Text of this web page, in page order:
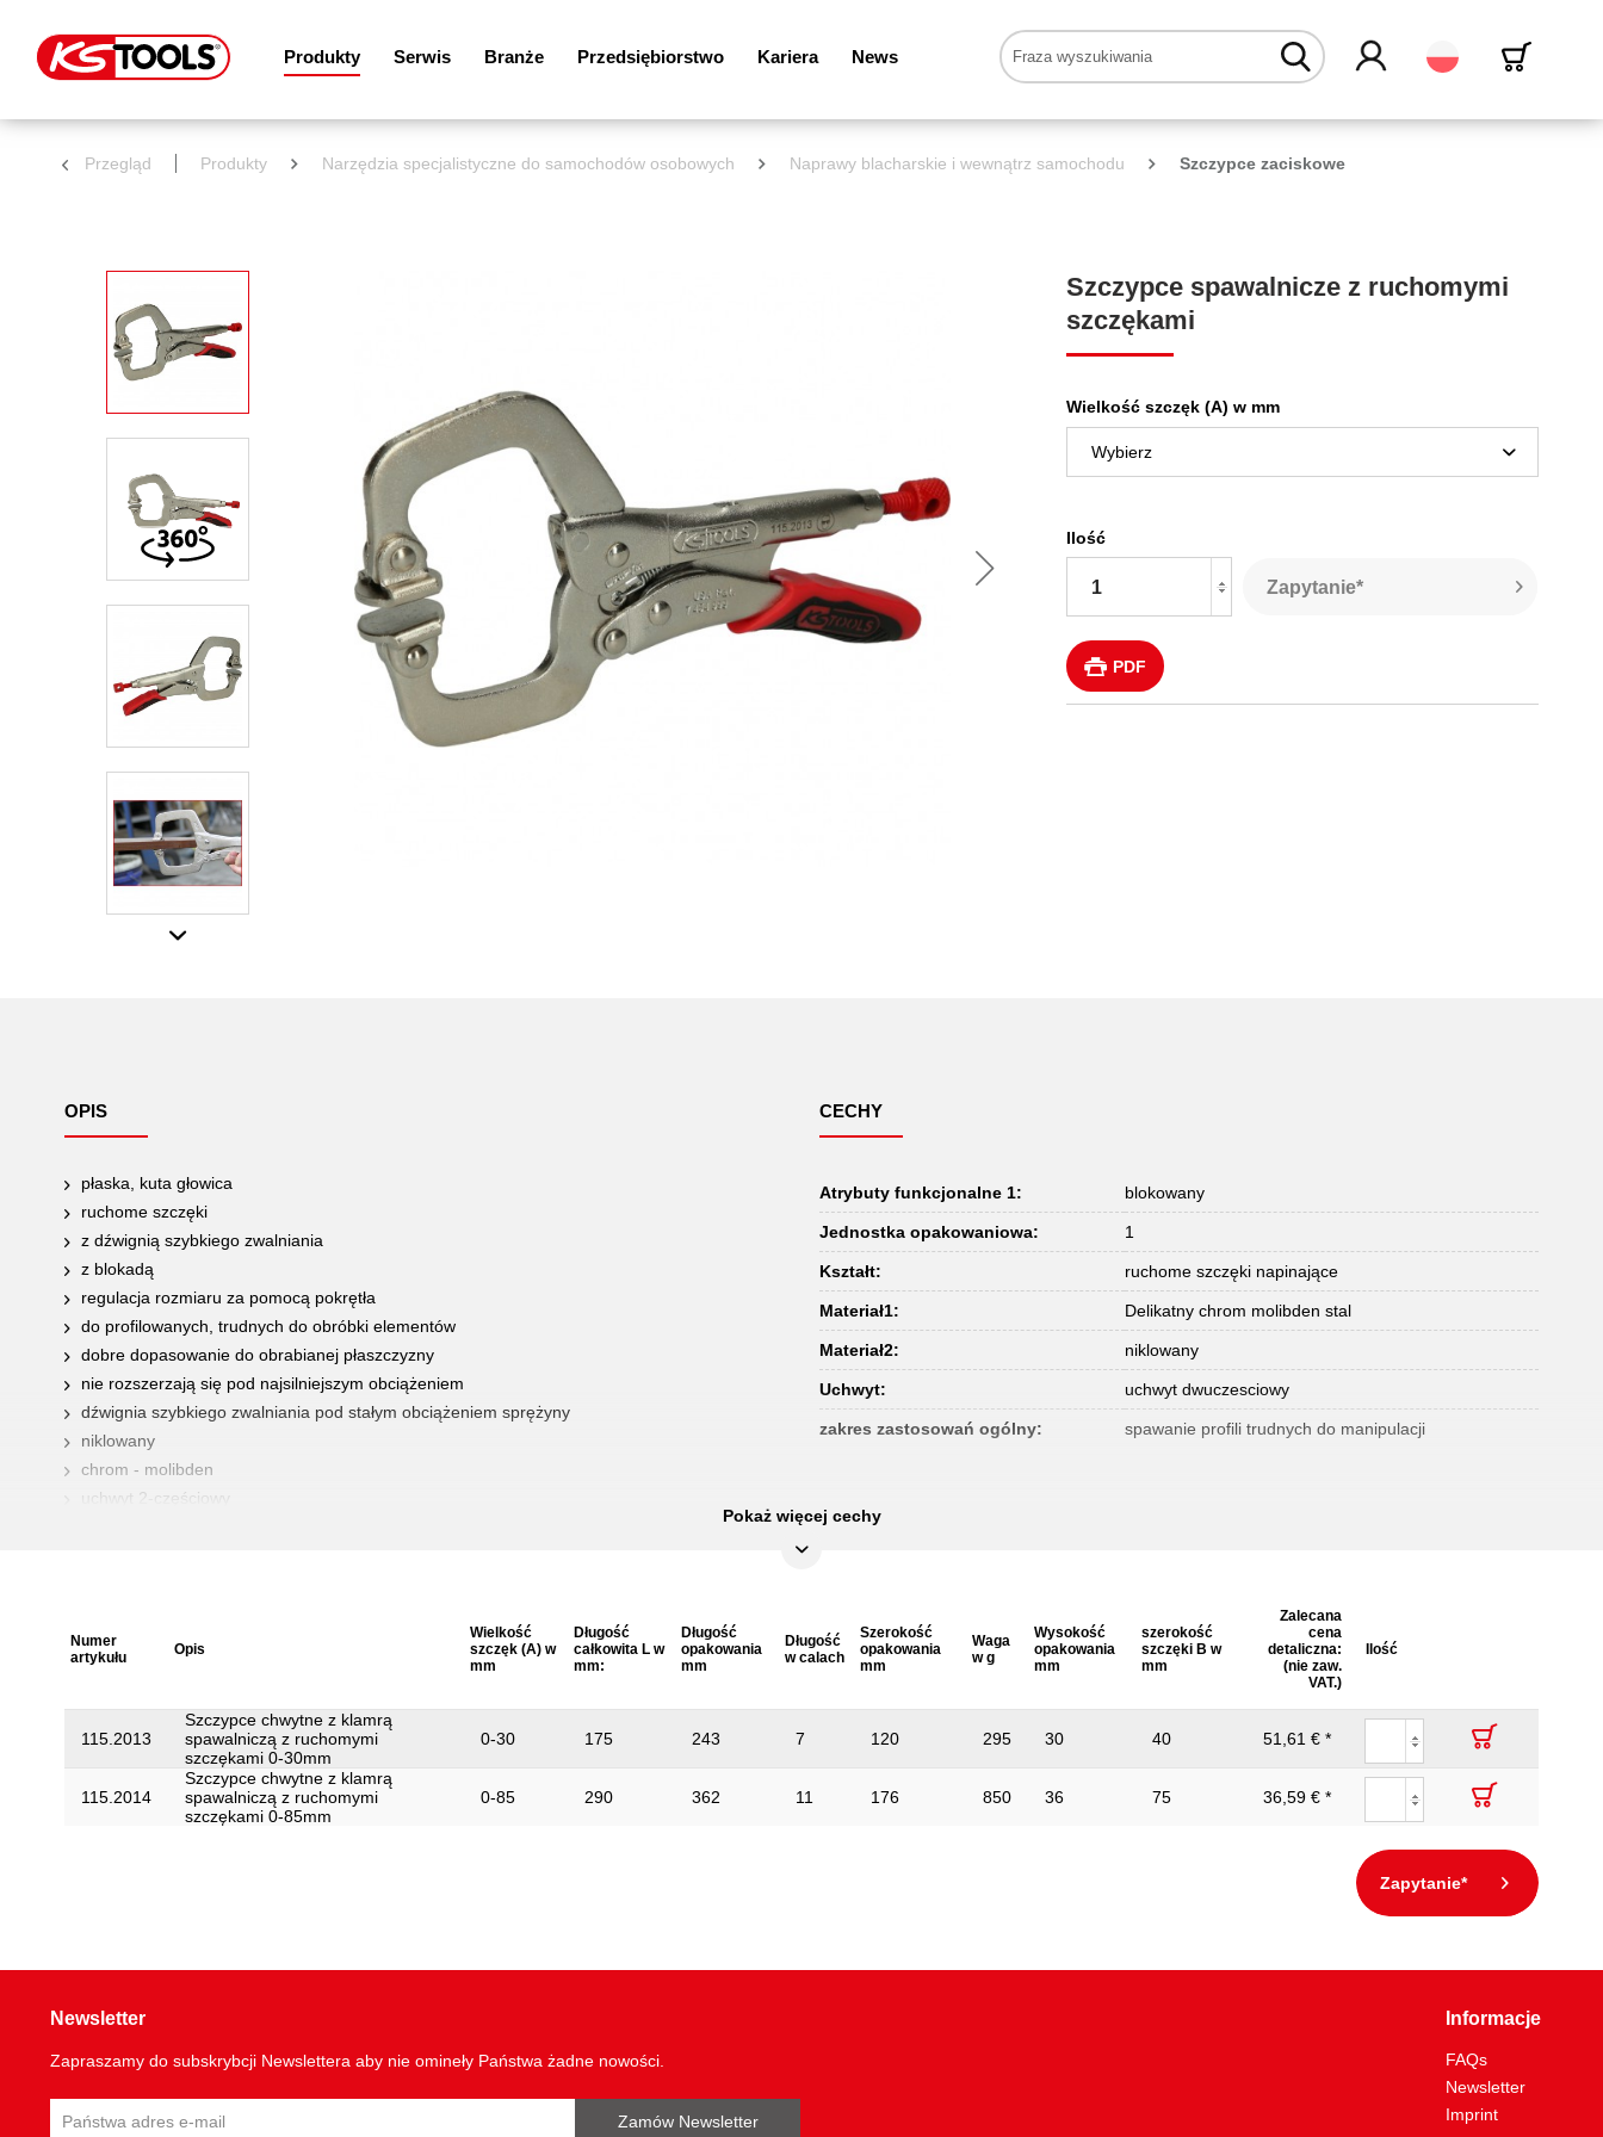
Produkty Serwis Branże Przedsiębiorstwo Kariera News Polski
Przegląd Produkty Narzędzia specjalistyczne do samochodów osobowych Naprawy blacharskie i wewnątrz samochodu Szczypce zaciskowe
Szczypce spawalnicze z ruchomymi
szczękami
Wielkość szczęk (A) w mm
Ilość
Zapytanie*
PDF
OPIS
płaska, kuta głowica
ruchome szczęki
z dźwignią szybkiego zwalniania
z blokadą
regulacja rozmiaru za pomocą pokrętła
do profilowanych, trudnych do obróbki elementów
dobre dopasowanie do obrabianej płaszczyzny
nie rozszerzają się pod najsilniejszym obciążeniem
dźwignia szybkiego zwalniania pod stałym obciążeniem sprężyny
niklowany
chrom - molibden
uchwyt 2-częściowy
CECHY
Atrybuty funkcjonalne 1: blokowany
Jednostka opakowaniowa: 1
Kształt: ruchome szczęki napinające
Materiał1: Delikatny chrom molibden stal
Materiał2: niklowany
Uchwyt: uchwyt dwuczesciowy
zakres zastosowań ogólny: spawanie profili trudnych do manipulacji
Pokaż więcej cechy
Numer
artykułu
Opis
Wielkość
szczęk (A) w
mm
Długość
całkowita L w
mm:
Długość
opakowania
mm
Długość
w calach
Szerokość
opakowania
mm
Waga
w g
Wysokość
opakowania
mm
szerokość
szczęki B w
mm
Zalecana
cena
detaliczna:
(nie zaw.
VAT.)
Ilość
115.2013
Szczypce chwytne z klamrą
spawalniczą z ruchomymi
szczękami 0-30mm
0-30 175 243 7 120 295 30 40 51,61 € *
115.2014
Szczypce chwytne z klamrą
spawalniczą z ruchomymi
szczękami 0-85mm
0-85 290 362 11 176 850 36 75 36,59 € *
Zapytanie*
Newsletter
Zapraszamy do subskrybcji Newslettera aby nie omineły Państwa żadne nowości.
Zamów Newsletter
Informacje
FAQs
Newsletter
Imprint